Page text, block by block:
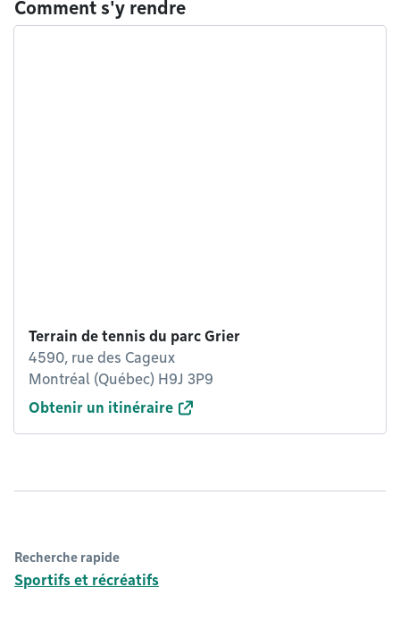
Comment s'y rendre
Terrain de tennis du parc Grier
4590, rue des Cageux
Montréal (Québec) H9J 3P9
Obtenir un itinéraire
Recherche rapide
Sportifs et récréatifs